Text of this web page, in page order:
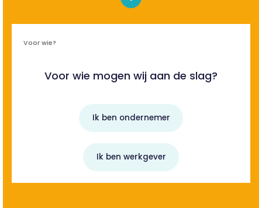
Voor wie?
Voor wie mogen wij aan de slag?
Ik ben ondernemer
Ik ben werkgever